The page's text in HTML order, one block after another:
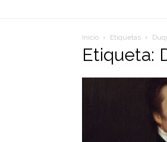
Inicio Etiquetas
Etiqueta: